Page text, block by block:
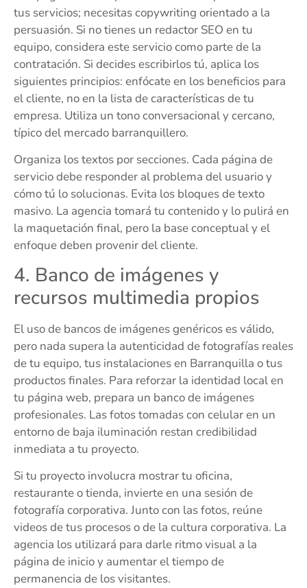
tus servicios; necesitas copywriting orientado a la
persuasión. Si no tienes un redactor SEO en tu
equipo, considera este servicio como parte de la
contratación. Si decides escribirlos tú, aplica los
siguientes principios: enfócate en los beneficios para
el cliente, no en la lista de características de tu
empresa. Utiliza un tono conversacional y cercano,
típico del mercado barranquillero.
Organiza los textos por secciones. Cada página de
servicio debe responder al problema del usuario y
cómo tú lo solucionas. Evita los bloques de texto
masivo. La agencia tomará tu contenido y lo pulirá en
la maquetación final, pero la base conceptual y el
enfoque deben provenir del cliente.
4. Banco de imágenes y
recursos multimedia propios
El uso de bancos de imágenes genéricos es válido,
pero nada supera la autenticidad de fotografías reales
de tu equipo, tus instalaciones en Barranquilla o tus
productos finales. Para reforzar la identidad local en
tu página web, prepara un banco de imágenes
profesionales. Las fotos tomadas con celular en un
entorno de baja iluminación restan credibilidad
inmediata a tu proyecto.
Si tu proyecto involucra mostrar tu oficina,
restaurante o tienda, invierte en una sesión de
fotografía corporativa. Junto con las fotos, reúne
videos de tus procesos o de la cultura corporativa. La
agencia los utilizará para darle ritmo visual a la
página de inicio y aumentar el tiempo de
permanencia de los visitantes.